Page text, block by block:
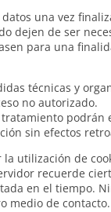
datos una vez
dejen de ser
para una
técnicas y
no autorizado.
sin efectos
utilización de
recuerde
en el tiempo.
medio de contacto.